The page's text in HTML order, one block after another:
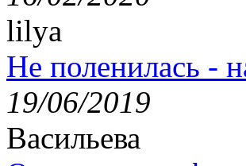
lilya
Не поленилась -
19/06/2019
Васильева